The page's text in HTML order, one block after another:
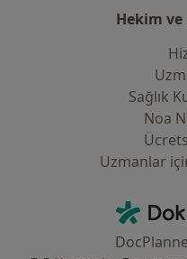
Hekim
Sağlık
Noa
Uzmanlar